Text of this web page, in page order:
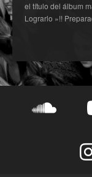
el título del álbum
Lograrlo »!!